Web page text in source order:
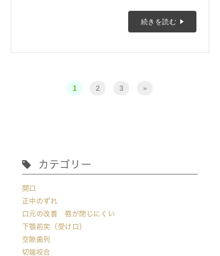
続きを読む
1 2 3 »
カテゴリー
開口
正中のずれ
口元の改善 唇が閉じにくい
下顎前突（受け口）
空隙歯列
切端咬合